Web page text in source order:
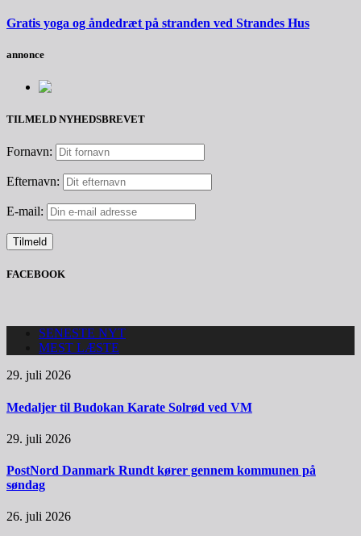
Gratis yoga og åndedræt på stranden ved Strandes Hus
annonce
TILMELD NYHEDSBREVET
Fornavn:
Efternavn:
E-mail:
FACEBOOK
SENESTE NYT
MEST LÆSTE
29. juli 2026
Medaljer til Budokan Karate Solrød ved VM
29. juli 2026
PostNord Danmark Rundt kører gennem kommunen på
søndag
26. juli 2026